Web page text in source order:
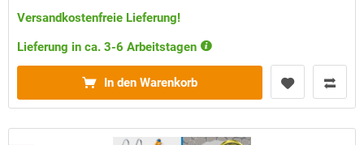
Versandkostenfreie Lieferung!
Lieferung in ca. 3-6 Arbeitstagen
In den Warenkorb